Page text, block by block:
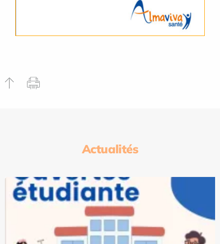
Actualités